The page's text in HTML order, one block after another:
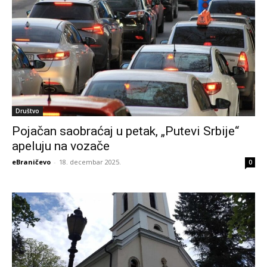
Društvo
Pojačan saobraćaj u petak, „Putevi Srbije“
apeluju na vozače
eBraničevo - 18. decembar 2025. 0